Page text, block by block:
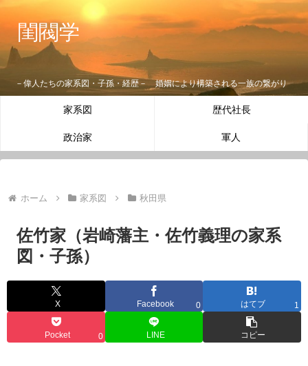
閨閥学
－偉人たちの家系図・子孫・経歴－ 婚姻により構築される一族の繋がり
家系図 歴代社長
政治家 軍人
ホーム 家系図 秋田県
佐竹家（岩崎藩主・佐竹義理の家系
図・子孫）
X Facebook 0 はてブ 1
Pocket 0 LINE コピー